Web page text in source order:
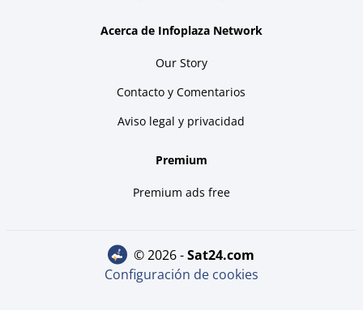
Acerca de Infoplaza Network
Our Story
Contacto y Comentarios
Aviso legal y privacidad
Premium
Premium ads free
© 2026 - sat24.com
Configuración de cookies